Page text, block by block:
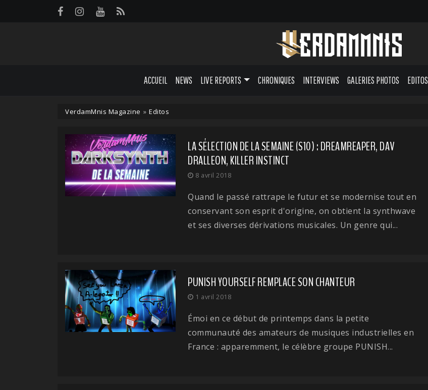
ACCUEIL NEWS LIVE REPORTS CHRONIQUES INTERVIEWS GALERIES PHOTOS EDITOS
VerdamMnis Magazine » Editos
LA SÉLECTION DE LA SEMAINE (S10) : DREAMREAPER, DAV
DRALLEON, KILLER INSTINCT
8 avril 2018
Quand le passé rattrape le futur et se modernise tout en
conservant son esprit d'origine, on obtient la synthwave
et ses diverses dérivations musicales. Un genre qui...
PUNISH YOURSELF REMPLACE SON CHANTEUR
1 avril 2018
Émoi en ce début de printemps dans la petite
communauté des amateurs de musiques industrielles en
France : apparemment, le célèbre groupe PUNISH...
Panneau de gestion des cookies